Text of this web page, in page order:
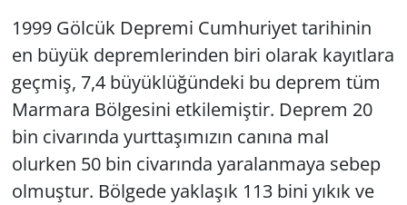
1999 Gölcük Depremi Cumhuriyet tarihinin
en büyük depremlerinden biri olarak kayıtlara
geçmiş, 7,4 büyüklüğündeki bu deprem tüm
Marmara Bölgesini etkilemiştir. Deprem 20
bin civarında yurttaşımızın canına mal
olurken 50 bin civarında yaralanmaya sebep
olmuştur. Bölgede yaklaşık 113 bini yıkık ve